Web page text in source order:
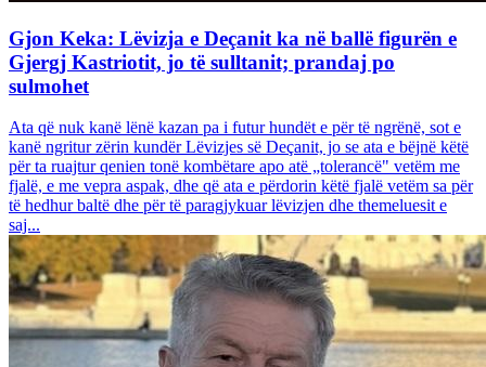
Gjon Keka: Lëvizja e Deçanit ka në ballë figurën e
Gjergj Kastriotit, jo të sulltanit; prandaj po
sulmohet
Ata që nuk kanë lënë kazan pa i futur hundët e për të ngrënë, sot e
kanë ngritur zërin kundër Lëvizjes së Deçanit, jo se ata e bëjnë këtë
për ta ruajtur qenien tonë kombëtare apo atë „tolerancë" vetëm me
fjalë, e me vepra aspak, dhe që ata e përdorin këtë fjalë vetëm sa për
të hedhur baltë dhe për të paragjykuar lëvizjen dhe themeluesit e
saj...